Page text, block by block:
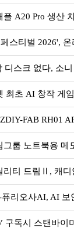
A20 Pro 생산
스티벌 2026',
디스크 없다, 소
최초 AI 창작 게
FAB RH01
그룹 노트북용 메
리티 드림Ⅱ, 캐디
퓨리오사AI, AI
축
구독시 스탠바이